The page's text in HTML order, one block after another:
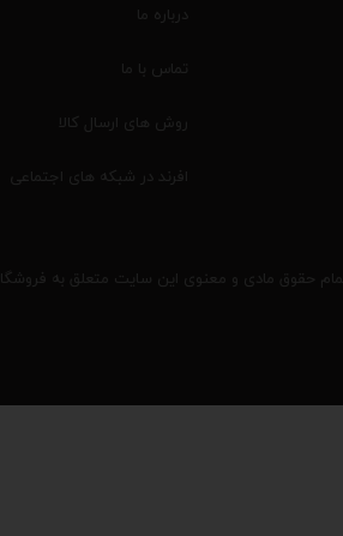
حقوق مادی و معنوی این سایت متعلق به
درباره ما
تماس با ما
روش های ارسال کالا
افرند در شبکه های اجتماعی